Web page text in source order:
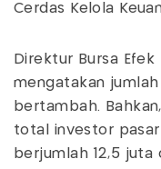
Cerdas Kelola
Direktur Bursa Efek
mengatakan
bertambah.
total investor
berjumlah 12,5 juta